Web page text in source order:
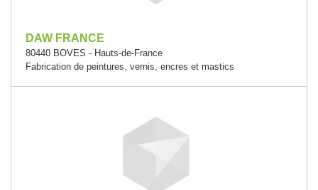
DAW FRANCE
80440 BOVES - Hauts-de-France
Fabrication de peintures, vernis, encres et mastics